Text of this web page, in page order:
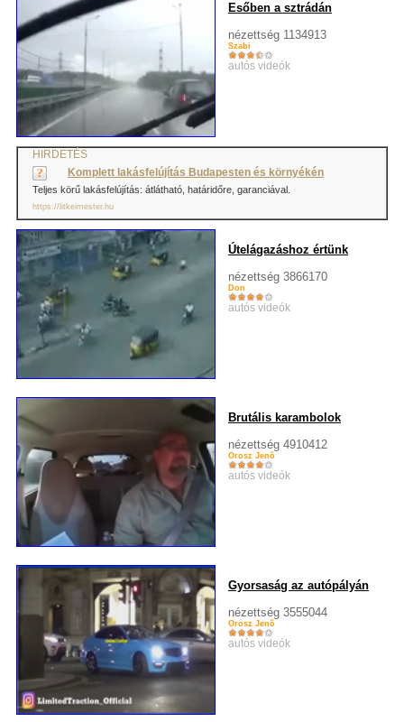
Esőben a sztrádán
nézettség 1134913
Szabi
autós videók
HIRDETÉS
Komplett lakásfelújítás Budapesten és környékén
Teljes körű lakásfelújítás: átlátható, határidőre, garanciával.
https://litkeimester.hu
Útelágazáshoz értünk
nézettség 3866170
Don
autós videók
Brutális karambolok
nézettség 4910412
Orosz Jenõ
autós videók
Gyorsaság az autópályán
nézettség 3555044
Orosz Jenõ
autós videók